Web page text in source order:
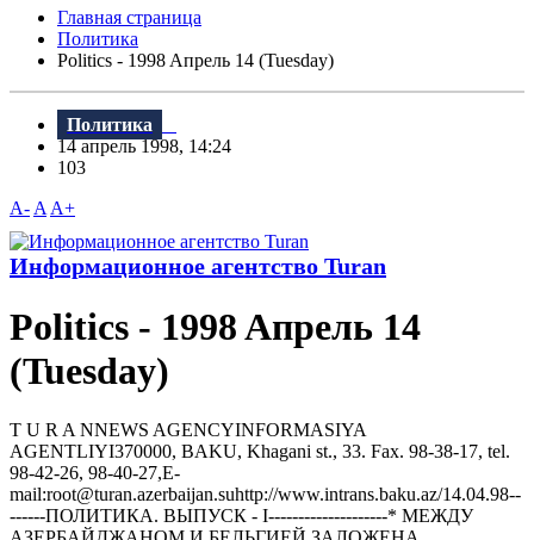
Главная страница
Политика
Politics - 1998 Aпрель 14 (Tuesday)
Политика
14 апрель 1998, 14:24
103
A- A A+
Информационное агентство Turan
Politics - 1998 Aпрель 14
(Tuesday)
T U R A NNEWS AGENCYINFORMASIYA
AGENTLIYI370000, BAKU, Khagani st., 33. Fax. 98-38-17, tel.
98-42-26, 98-40-27,E-
mail:root@turan.azerbaijan.suhttр://www.intrans.baku.az/14.04.98--
------ПОЛИТИКА. ВЫПУСК - I--------------------* МЕЖДУ